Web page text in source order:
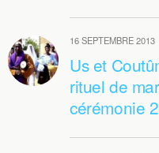
16 SEPTEMBRE 2013
Us et
rituel de
cérémonie